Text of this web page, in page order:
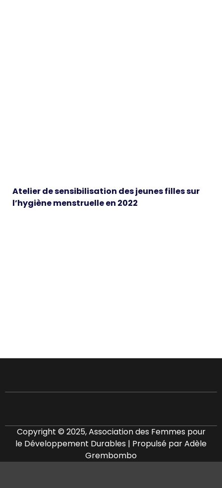
Atelier de sensibilisation des jeunes filles sur
l’hygiène menstruelle en 2022
Copyright © 2025, Association des Femmes pour
le Développement Durables | Propulsé par Adèle
Grembombo